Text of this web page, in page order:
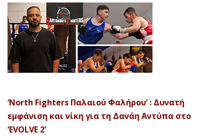
‘North Fighters Παλαιού Φαλήρου’ : Δυνατή
εμφάνιση και νίκη για τη Δανάη Αντύπα στο
‘EVOLVE 2’